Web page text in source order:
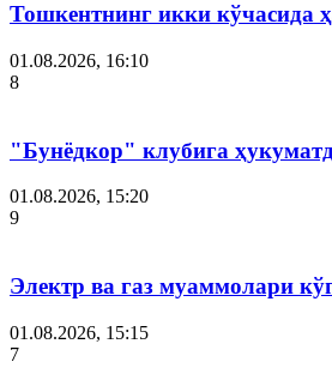
Тошкентнинг икки кўчасида
01.08.2026, 16:10
8
"Бунёдкор" клубига
01.08.2026, 15:20
9
Электр ва газ муаммолари
01.08.2026, 15:15
7